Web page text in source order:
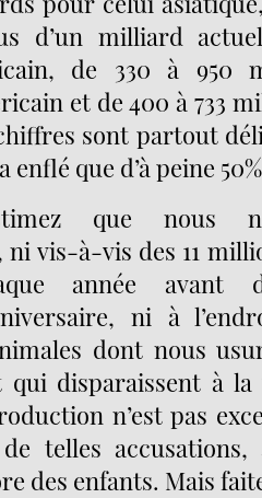
d’un milliard
de 330 à 950
et de 400 à 733
sont partout
enflé que d’à peine
que nous
vis-à-vis des 11
année avant
ni à
dont nous
qui disparaissent à la
n’est pas
telles
des enfants. Mais